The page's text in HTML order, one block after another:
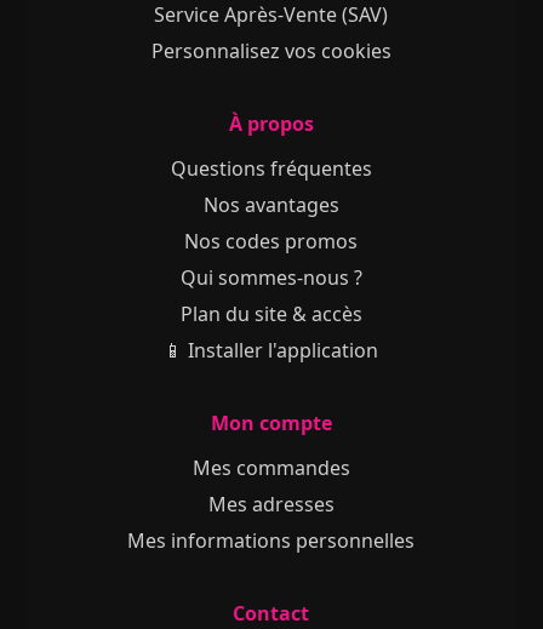
Service Après-Vente (SAV)
Personnalisez vos cookies
À propos
Questions fréquentes
Nos avantages
Nos codes promos
Qui sommes-nous ?
Plan du site & accès
📱 Installer l'application
Mon compte
Mes commandes
Mes adresses
Mes informations personnelles
Contact